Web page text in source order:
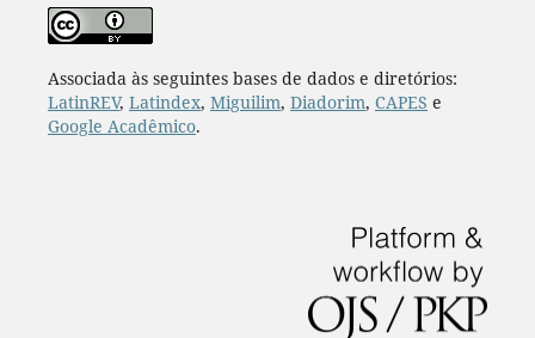
Associada às seguintes bases de dados e diretórios:
LatinREV, Latindex, Miguilim, Diadorim, CAPES e
Google Acadêmico.